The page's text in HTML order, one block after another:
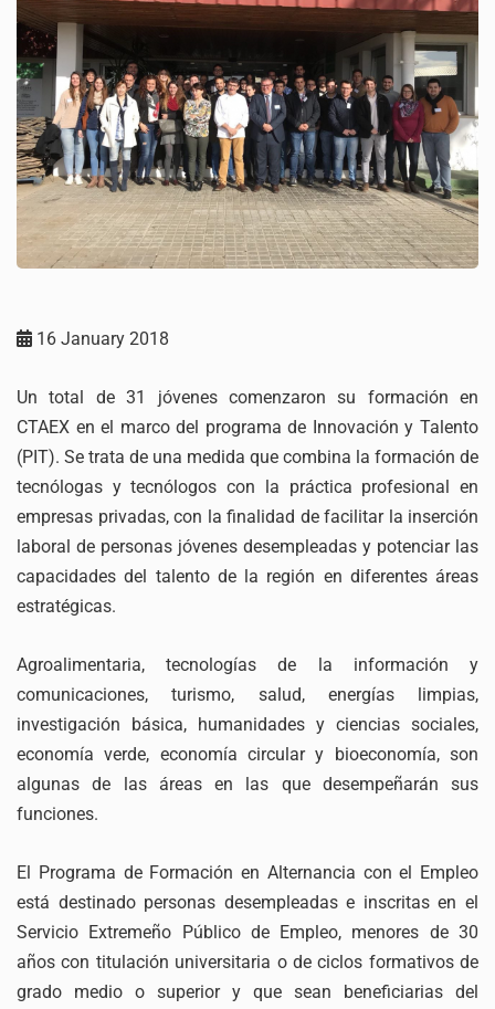
16 January 2018
Un total de 31 jóvenes comenzaron su formación en
CTAEX en el marco del programa de Innovación y Talento
(PIT). Se trata de una medida que combina la formación de
tecnólogas y tecnólogos con la práctica profesional en
empresas privadas, con la finalidad de facilitar la inserción
laboral de personas jóvenes desempleadas y potenciar las
capacidades del talento de la región en diferentes áreas
estratégicas.
Agroalimentaria, tecnologías de la información y
comunicaciones, turismo, salud, energías limpias,
investigación básica, humanidades y ciencias sociales,
economía verde, economía circular y bioeconomía, son
algunas de las áreas en las que desempeñarán sus
funciones.
El Programa de Formación en Alternancia con el Empleo
está destinado personas desempleadas e inscritas en el
Servicio Extremeño Público de Empleo, menores de 30
años con titulación universitaria o de ciclos formativos de
grado medio o superior y que sean beneficiarias del